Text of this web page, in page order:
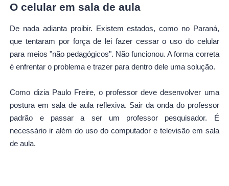
O celular em sala de aula
De nada adianta proibir. Existem estados, como no Paraná,
que tentaram por força de lei fazer cessar o uso do celular
para meios "não pedagógicos". Não funcionou. A forma correta
é enfrentar o problema e trazer para dentro dele uma solução.
Como dizia Paulo Freire, o professor deve desenvolver uma
postura em sala de aula reflexiva. Sair da onda do professor
padrão e passar a ser um professor pesquisador. É
necessário ir além do uso do computador e televisão em sala
de aula.